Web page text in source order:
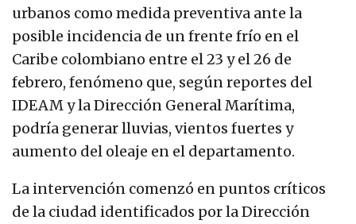
urbanos como medida preventiva ante la
posible incidencia de un frente frío en el
Caribe colombiano entre el 23 y el 26 de
febrero, fenómeno que, según reportes del
IDEAM y la Dirección General Marítima,
podría generar lluvias, vientos fuertes y
aumento del oleaje en el departamento.
La intervención comenzó en puntos críticos
de la ciudad identificados por la Dirección